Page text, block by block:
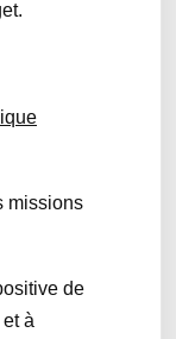
missions
de
à